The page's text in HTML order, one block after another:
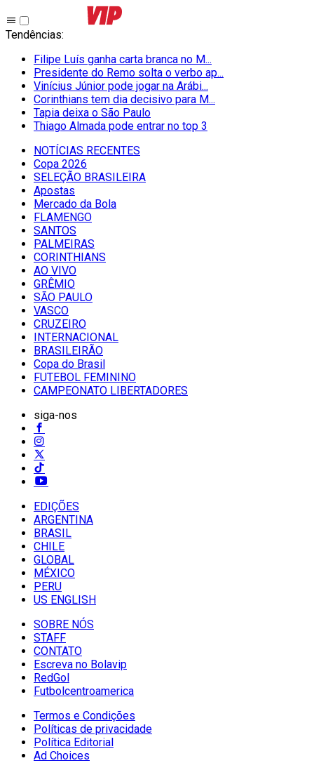
Tendências:
Filipe Luís ganha carta branca no M...
Presidente do Remo solta o verbo ap...
Vinícius Júnior pode jogar na Arábi...
Corinthians tem dia decisivo para M...
Tapia deixa o São Paulo
Thiago Almada pode entrar no top 3
NOTÍCIAS RECENTES
Copa 2026
SELEÇÃO BRASILEIRA
Apostas
Mercado da Bola
FLAMENGO
SANTOS
PALMEIRAS
CORINTHIANS
AO VIVO
GRÊMIO
SĀO PAULO
VASCO
CRUZEIRO
INTERNACIONAL
BRASILEIRÃO
Copa do Brasil
FUTEBOL FEMININO
CAMPEONATO LIBERTADORES
siga-nos
EDIÇÕES
ARGENTINA
BRASIL
CHILE
GLOBAL
MÉXICO
PERU
US ENGLISH
SOBRE NÓS
STAFF
CONTATO
Escreva no Bolavip
RedGol
Futbolcentroamerica
Termos e Condições
Políticas de privacidade
Política Editorial
Ad Choices